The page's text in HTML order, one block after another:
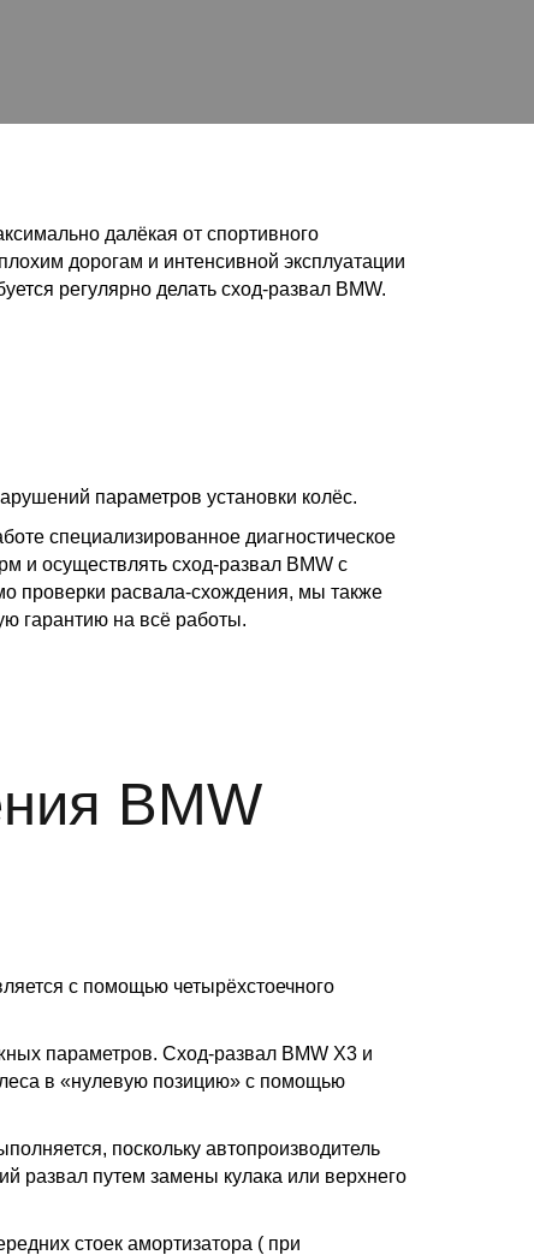
далёкая от спортивного
дорогам и интенсивной эксплуатации
регулярно делать сход-развал BMW.
параметров установки колёс.
специализированное диагностическое
и осуществлять сход-развал BMW с
проверки расвала-схождения, мы также
гарантию на всё работы.
BMW
с помощью четырёхстоечного
параметров. Сход-развал BMW X3 и
в «нулевую позицию» с помощью
поскольку автопроизводитель
развал путем замены кулака или верхнего
стоек амортизатора ( при